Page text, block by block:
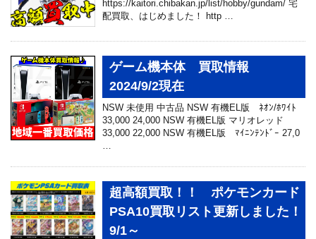
https://kaitori.chibakan.jp/list/hobby/gundam/ 宅
配買取、はじめました！ http …
ゲーム機本体 買取情報
2024/9/2現在
NSW 未使用 中古品 NSW 有機EL版 ﾈｵﾝ/ﾎﾜｲﾄ
33,000 24,000 NSW 有機EL版 マリオレッド
33,000 22,000 NSW 有機EL版 ﾏｲﾆﾝﾃﾝﾄﾞｰ 27,0
…
超高額買取！！ ポケモンカード
PSA10買取リスト更新しました！
9/1～